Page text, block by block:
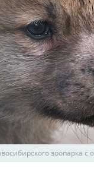
зоопарка